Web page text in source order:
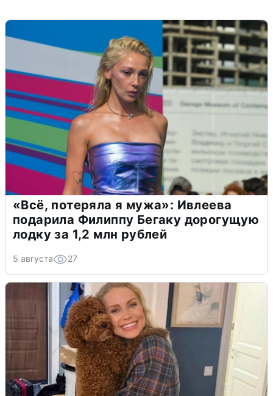
«Всё, потеряла я мужа»: Ивлеева
подарила Филиппу Бегаку дорогущую
лодку за 1,2 млн рублей
5 августа 27